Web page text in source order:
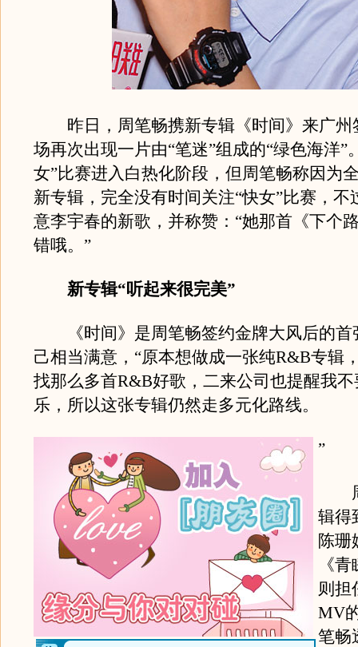
昨日，周笔畅携新专辑《时间》来广州
场再次出现一片由“笔迷”组成的“绿色海洋”
女”比赛进入白热化阶段，但周笔畅称因为
新专辑，完全没有时间关注“快女”比赛，不
意李宇春的新歌，并称赞：“她那首《下个
错哦。”
新专辑“听起来很完美”
《时间》是周笔畅签约金牌大风后的首
己相当满意，“原本想做成一张纯R&B专辑
找那么多首R&B好歌，二来公司也提醒我
乐，所以这张专辑仍然走多元化路线。
”
周
辑得
陈珊
《
则担
MV
笔畅